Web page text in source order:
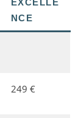
EXCELLE
NCE
249 €